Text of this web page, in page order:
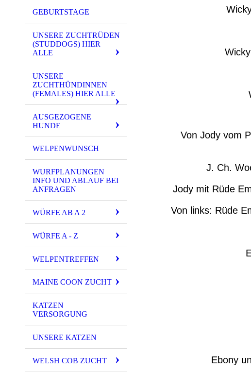
GEBURTSTAGE
UNSERE ZUCHTRÜDEN
(STUDDOGS) HIER
ALLE
UNSERE
ZUCHTHÜNDINNEN
(FEMALES) HIER ALLE
AUSGEZOGENE
HUNDE
WELPENWUNSCH
WURFPLANUNGEN
INFO UND ABLAUF BEI
ANFRAGEN
WÜRFE AB A 2
WÜRFE A - Z
WELPENTREFFEN
MAINE COON ZUCHT
KATZEN
VERSORGUNG
UNSERE KATZEN
WELSH COB ZUCHT
Von Jody vom
J. Ch.
Jody mit Rüde
Von links: Rüde
Ebony